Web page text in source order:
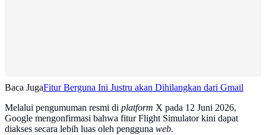
Baca JugaFitur Berguna Ini Justru akan Dihilangkan dari Gmail
Melalui pengumuman resmi di platform X pada 12 Juni 2026,
Google mengonfirmasi bahwa fitur Flight Simulator kini dapat
diakses secara lebih luas oleh pengguna web.